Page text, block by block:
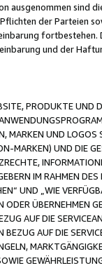
ausgenommen sind
der Parteien
und der
PRODUKTE UND
MARKEN UND
MARKEN) UND DIE
IM RAHMEN
UND „WIE
ÜBERNEHMEN
AUF DIE
BEZUG AUF DIE